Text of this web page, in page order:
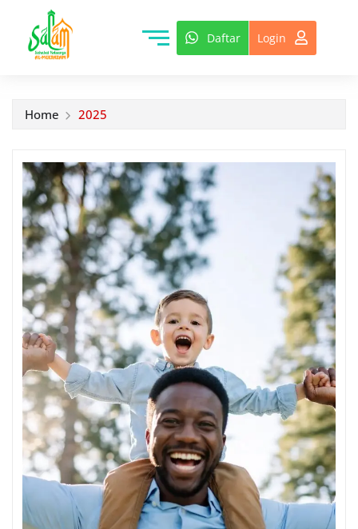
Daftar Login
Home 2025